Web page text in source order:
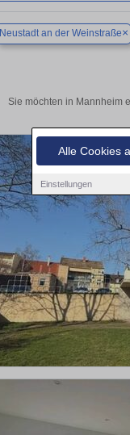
Alle Cookies
Einstellungen
Neustadt an der Weinstraße×
Sie möchten in Mannheim